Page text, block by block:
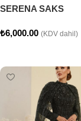
SERENA SAKS
₺6,000.00 (KDV dahil)